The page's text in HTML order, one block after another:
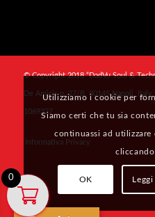
© Copyright 2018 “DadVu Soul &
De Amicis n. 27/B, 80145 Napoli,
1069327
Informativa Privacy
Utilizziamo i cookie per
Siamo certi che tu sia
continuassi ad
OK
0